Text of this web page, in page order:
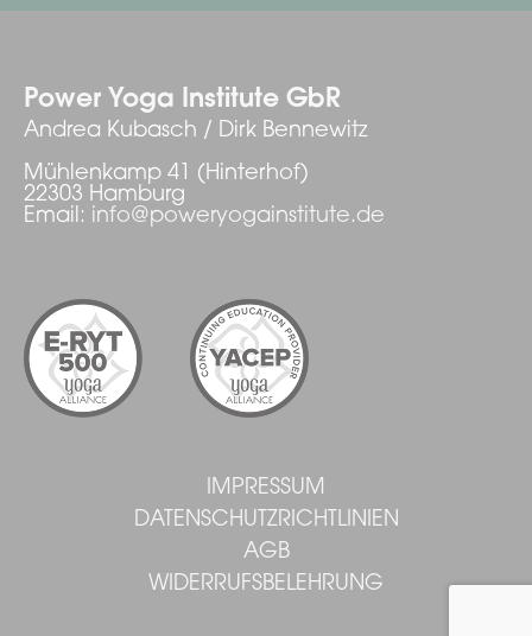
Power Yoga Institute GbR
Andrea Kubasch / Dirk Bennewitz
Mühlenkamp 41 (Hinterhof)
22303 Hamburg
Email: info@poweryogainstitute.de
IMPRESSUM
DATENSCHUTZRICHTLINIEN
AGB
WIDERRUFSBELEHRUNG